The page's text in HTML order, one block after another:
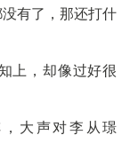
有了，那还打什
上，却像过好很
大声对李从璟